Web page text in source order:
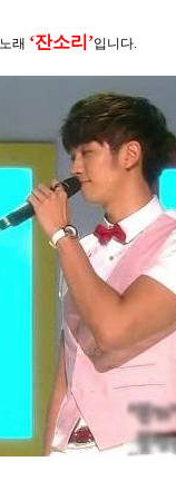
래 ‘잔소리 ’입니다.